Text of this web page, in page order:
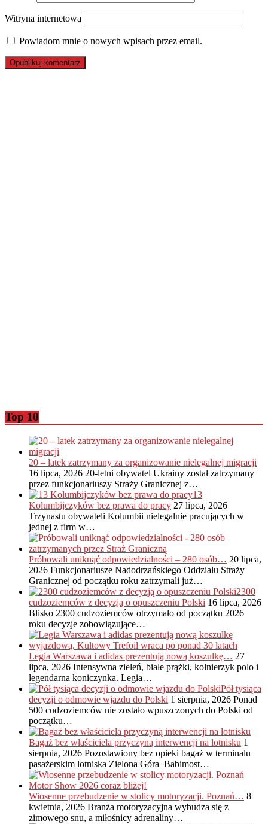
Witryna internetowa
Powiadom mnie o nowych wpisach przez email.
Top 10
20 – latek zatrzymany za organizowanie nielegalnej migracji
16 lipca, 2026 20-letni obywatel Ukrainy został zatrzymany
przez funkcjonariuszy Straży Granicznej z…
13
Kolumbijczyków bez prawa do pracy 27 lipca, 2026
Trzynastu obywateli Kolumbii nielegalnie pracujących w
jednej z firm w…
Próbowali uniknąć odpowiedzialności – 280 osób… 20 lipca,
2026 Funkcjonariusze Nadodrzańskiego Oddziału Straży
Granicznej od początku roku zatrzymali już…
2300
cudzoziemców z decyzją o opuszczeniu Polski 16 lipca, 2026
Blisko 2300 cudzoziemców otrzymało od początku 2026
roku decyzje zobowiązujące…
Legia Warszawa i adidas prezentują nową koszulkę… 27
lipca, 2026 Intensywna zieleń, białe prążki, kołnierzyk polo i
legendarna koniczynka. Legia…
Pół tysiąca
decyzji o odmowie wjazdu do Polski 1 sierpnia, 2026 Ponad
500 cudzoziemców nie zostało wpuszczonych do Polski od
początku…
Bagaż bez właściciela przyczyną interwencji na lotnisku 1
sierpnia, 2026 Pozostawiony bez opieki bagaż w terminalu
pasażerskim lotniska Zielona Góra–Babimost…
Wiosenne przebudzenie w stolicy motoryzacji. Poznań… 8
kwietnia, 2026 Branża motoryzacyjna wybudza się z
zimowego snu, a miłośnicy adrenaliny…